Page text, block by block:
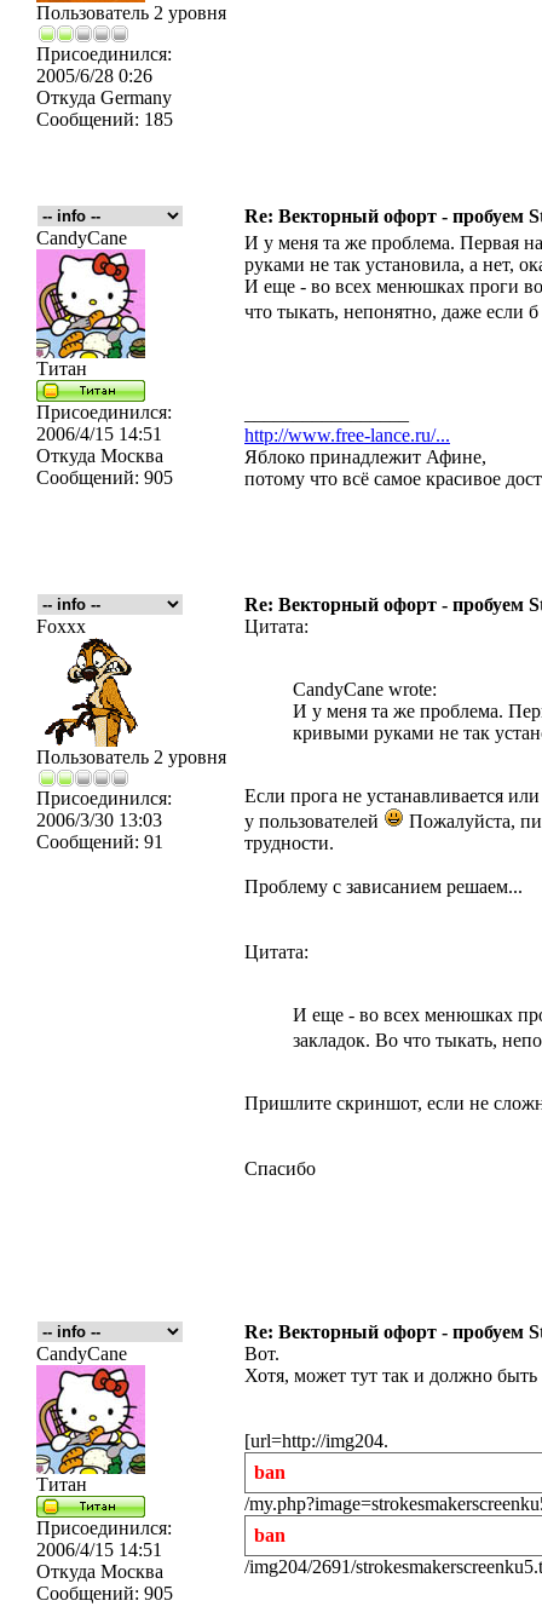
Пользователь 2 уровня
Присоединился:
2005/6/28 0:26
Откуда Germany
Сообщений: 185
Re: Векторный офорт - пробуем
CandyCane
Титан
Присоединился:
2006/4/15 14:51
Откуда Москва
Сообщений: 905
И у меня та же проблема. Первая
руками не так установила, а нет,
И еще - во всех менюшках проги
что тыкать, непонятно, даже если
http://www.free-lance.ru/...
Яблоко принадлежит Афине,
потому что всё самое красивое
Re: Векторный офорт - пробуем
Foxxx
Пользователь 2 уровня
Присоединился:
2006/3/30 13:03
Сообщений: 91
Цитата:
CandyCane wrote:
И у меня та же проблема.
кривыми руками не так
Если прога не устанавливается
у пользователей
Пожалуйста,
трудности.
Проблему с зависанием решаем...
Цитата:
И еще - во всех менюшках
закладок. Во что тыкать,
Пришлите скриншот, если не
Спасибо
Re: Векторный офорт - пробуем
CandyCane
Титан
Присоединился:
2006/4/15 14:51
Откуда Москва
Сообщений: 905
Вот.
Хотя, может тут так и должно быть
[url=http://img204.
ban
/
ban
/img204/2691/